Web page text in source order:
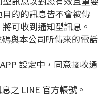
的的訊息皆不會被傳
可收到通知型訊息。
與本公司所傳來的電話
設定中，同意接收通
之 LINE 官方帳號。